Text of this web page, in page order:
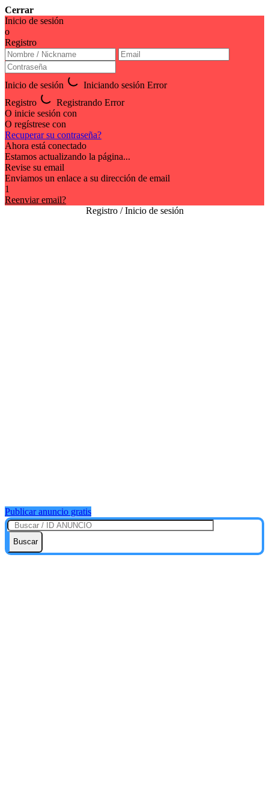
Cerrar
Inicio de sesión
o
Registro
Inicio de sesión Iniciando sesión Error
Registro
Registrando Error
O inicie sesión con
O regístrese con
Recuperar su contraseña?
Ahora está conectado
Estamos actualizando la página...
Revise su email
Enviamos un enlace a su dirección de email
1
Reenviar email?
Registro / Inicio de sesión
Publicar anuncio gratis
Buscar